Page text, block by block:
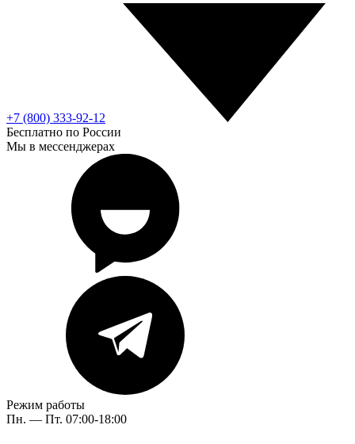
+7 (800) 333-92-12
Бесплатно по России
Мы в мессенджерах
Режим работы
Пн. — Пт. 07:00-18:00